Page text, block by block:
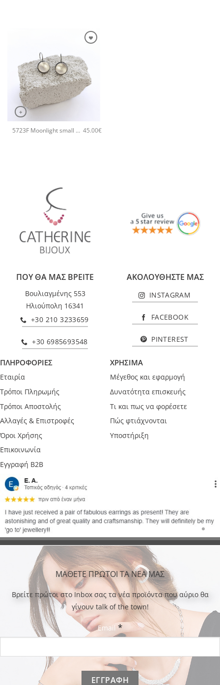
+
5723F Moonlight small χειροποίητα σκουλαρίκια Catherine bijoux Γκρι 45.00€
ΠΟΥ ΘΑ ΜΑΣ ΒΡΕΙΤΕ
Βουλιαγμένης 553
Ηλιούπολη 16341
+30 210 3233659
+30 6985693548
ΑΚΟΛΟΥΘΗΣΤΕ ΜΑΣ
INSTAGRAM
FACEBOOK
PINTEREST
ΠΛΗΡΟΦΟΡΙΕΣ
Εταιρία
Τρόποι Πληρωμής
Τρόποι Αποστολής
Αλλαγές & Επιστροφές
Όροι Χρήσης
Επικοινωνία
Εγγραφή B2B
ΧΡΗΣΙΜΑ
Μέγεθος και εφαρμογή
Δυνατότητα επισκευής
Τι και πως να φορέσετε
Πώς φτιάχνονται
Υποστήριξη
ΜΑΘΕΤΕ ΠΡΩΤΟΙ ΤΑ ΝΕΑ ΜΑΣ
Bρείτε πρώτοι στο Inbox σας τα νέα προϊόντα που αύριο θα
γίνουν talk of the town!
Email *